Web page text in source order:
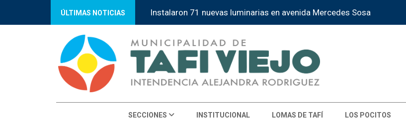
ÚLTIMAS NOTICIAS “Tafí Viejo Oriental” reunirá danzas árabes y españolas
SECCIONES INSTITUCIONAL LOMAS DE TAFÍ LOS POCITOS